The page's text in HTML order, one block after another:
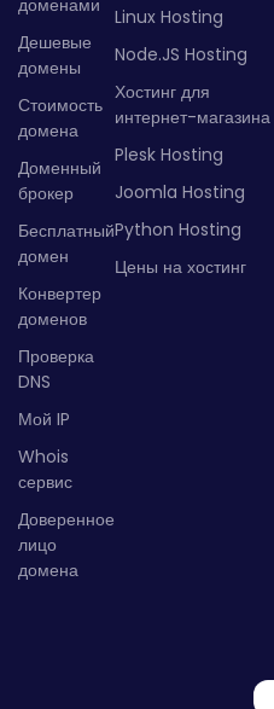
Дешевые
домены
Стоимость
домена
Доменный
брокер
Бесплатный
домен
Конвертер
доменов
Проверка
DNS
Мой IP
Whois
сервис
Доверенное
лицо
домена
Linux Hosting
Node.JS Hosting
Хостинг для
интернет-магазина
Plesk Hosting
Joomla Hosting
Python Hosting
Цены на хостинг